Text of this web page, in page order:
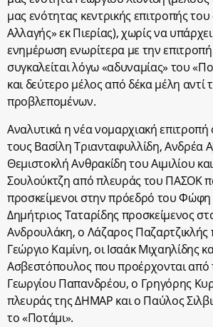
μας ενότητας κεντρικής επιτροπής
Αλλαγής» εκ Πιερίας), χωρίς να
ενημέρωση ενωρίτερα με την επιτροπή
συγκαλείται λόγω «αδυναμίας» του
και δεύτερο μέλος από δέκα μέλη αντί
προβλεπομένων.
Αναλυτικά η νέα νομαρχιακή επιτροπή
τους Βασίλη Τριανταφυλλίδη, Ανδρέα
Θεμιστοκλή Ανθρακίδη του Αιμιλίου
Σουλούκτζη από πλευράς του ΠΑΣΟΚ
προσκείμενοι στην πρόεδρό του
Δημήτριος Ταταρίδης προσκείμενος
Ανδρουλάκη, ο Λάζαρος Παζαρτζικλής
Γεώργιο Καμίνη, οι Ισαάκ Μιχαηλίδης
Ασβεστόπουλος που προέρχονται
Γεωργίου Παπανδρέου, ο Γρηγόρης
πλευράς της ΔΗΜΑΡ και ο Παύλος
το «Ποτάμι».